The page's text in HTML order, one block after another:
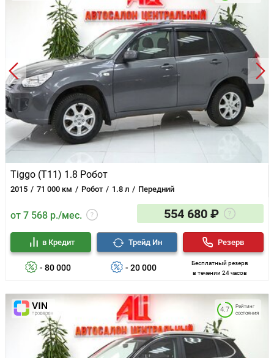
Tiggo (T11) 1.8 Робот
2015 71 000 км Робот 1.8 л Передний
от 7 568 р./мес. 554 680 ₽
- 80 000
в Кредит
- 20 000
Трейд Ин
Бесплатный резерв
в течении 24 часов
Резерв
Рейтинг
состояния
4.7